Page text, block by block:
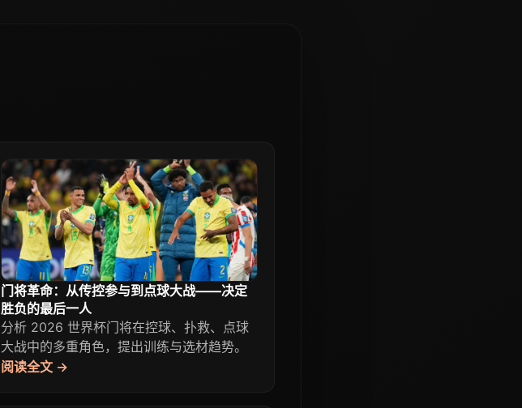
门将革命：从传控参与到点球大战——决定
胜负的最后一人
分析 2026 世界杯门将在控球、扑救、点球
大战中的多重角色，提出训练与选材趋势。
阅读全文 →